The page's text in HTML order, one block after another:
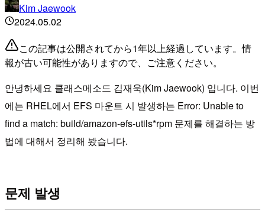
Kim Jaewook
2024.05.02
この記事は公開されてから1年以上経過しています。情
報が古い可能性がありますので、ご注意ください。
안녕하세요 클래스메소드 김재욱(Kim Jaewook) 입니다. 이번
에는 RHEL에서 EFS 마운트 시 발생하는 Error: Unable to
find a match: build/amazon-efs-utils*rpm 문제를 해결하는 방
법에 대해서 정리해 봤습니다.
문제 발생